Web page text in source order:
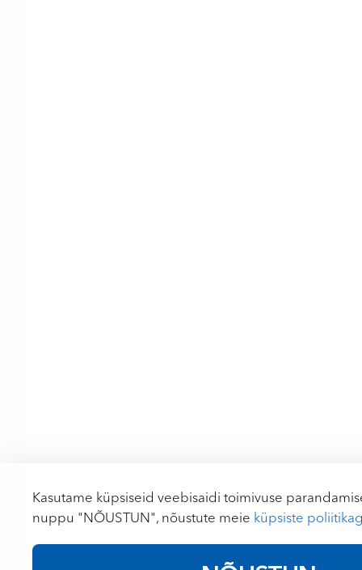
Kasutame küpsiseid veebisaidi toimivuse
nuppu "NÕUSTUN", nõustute meie küpsiste